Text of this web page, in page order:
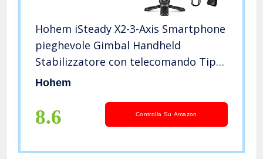
Hohem iSteady X2-3-Axis Smartphone
pieghevole Gimbal Handheld
Stabilizzatore con telecomando Tipo
C Ricarica inversa compatibile con
per Vlog YouTube Live Video Record
Hohem
8.6 Controlla Su Amazon